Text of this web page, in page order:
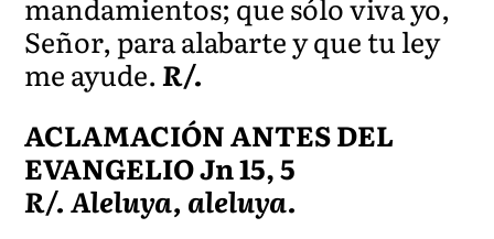
mandamientos; que sólo viva yo,
Señor, para alabarte y que tu ley
me ayude.R/.
ACLAMACIÓN ANTES DEL
EVANGELIO Jn 15, 5
R/. Aleluya, aleluya.